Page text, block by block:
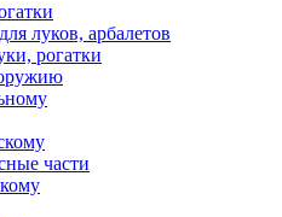
луков, арбалетов
рогатки
части